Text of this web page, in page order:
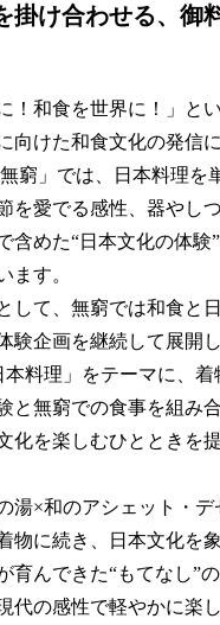
掛け合わせる、御
！和食を世界に！」と
向けた和食文化の発信
窮」では、日本料理を
を愛でる感性、器やし
含めた“日本文化の体験
ます。
して、無窮では和食と
験企画を継続して展開
料理」をテーマに、着
と無窮での食事を組み
化を楽しむひとときを
湯×和のアシェット・デ
物に続き、日本文化を
育んできた“もてなし”
代の感性で軽やかに楽